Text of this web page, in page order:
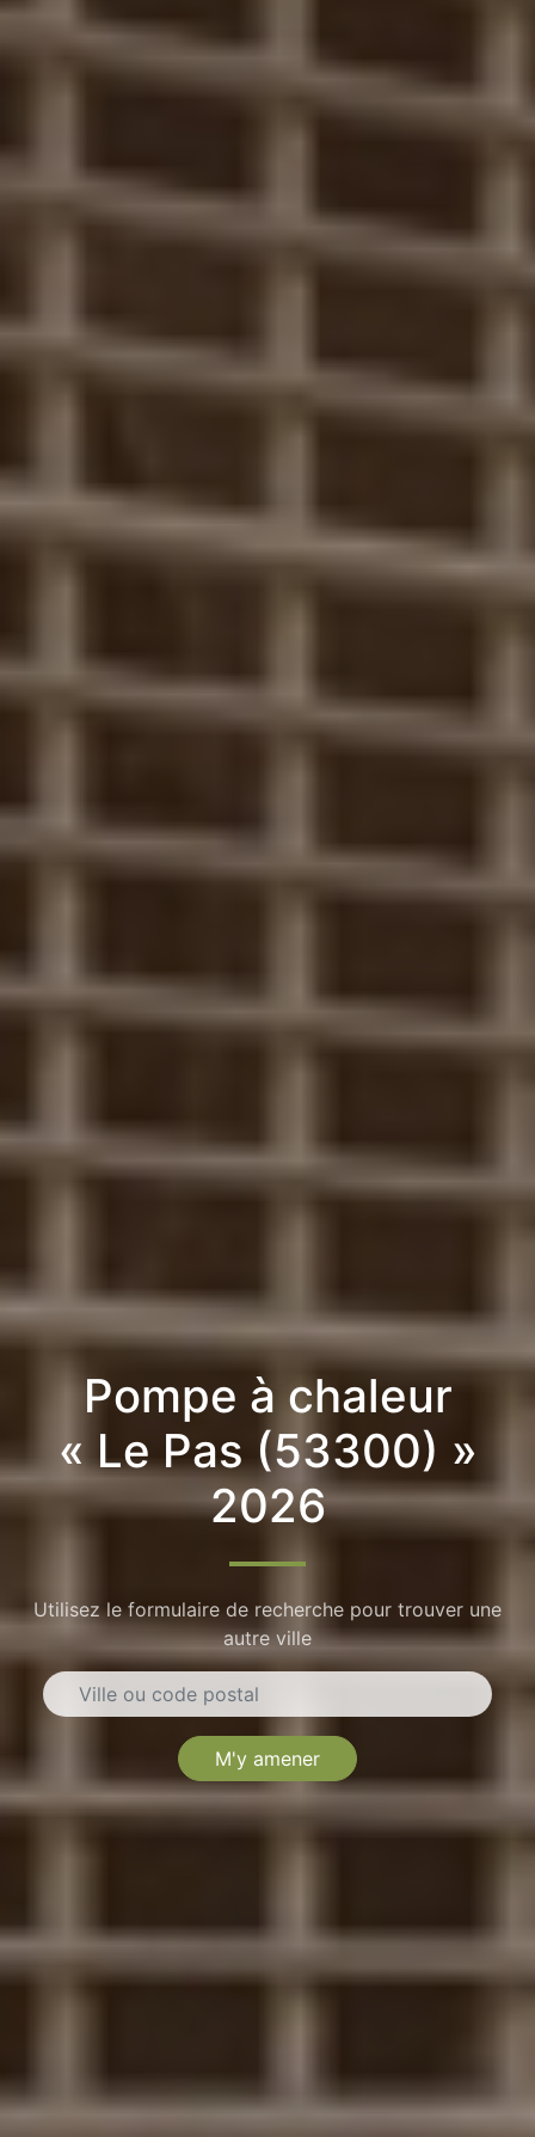
Pompe à chaleur
« Le Pas (53300) »
2026
Utilisez le formulaire de recherche pour trouver une
autre ville
M'y amener